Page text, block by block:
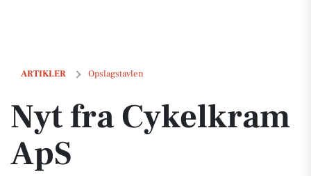
ARTIKLER Opslagstavlen
Nyt fra Cykelkram ApS
Nyt fra Cykelkram
ApS